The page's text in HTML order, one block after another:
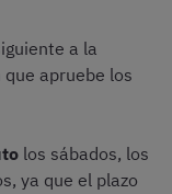
a la
apruebe los
los sábados, los
ya que el plazo